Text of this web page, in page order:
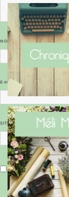
NOM
E-MAIL*
SITE WEB
Enregistrer mon nom,